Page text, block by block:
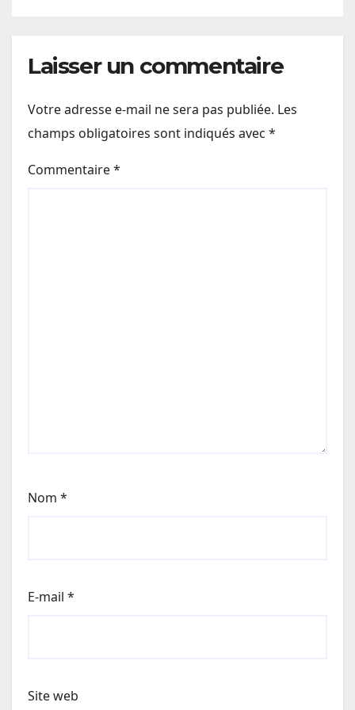
Laisser un commentaire
Votre adresse e-mail ne sera pas publiée. Les
champs obligatoires sont indiqués avec *
Commentaire*
Nom *
E-mail *
Site web